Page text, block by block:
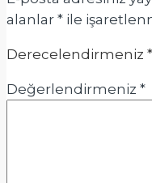
alanlar * ile
Derecelendirmeniz *
Değerlendirmeniz *